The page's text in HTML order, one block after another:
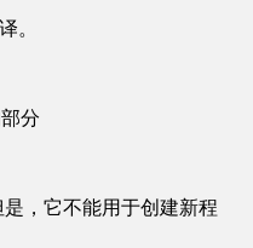
。
分
，它不能用于创建新程